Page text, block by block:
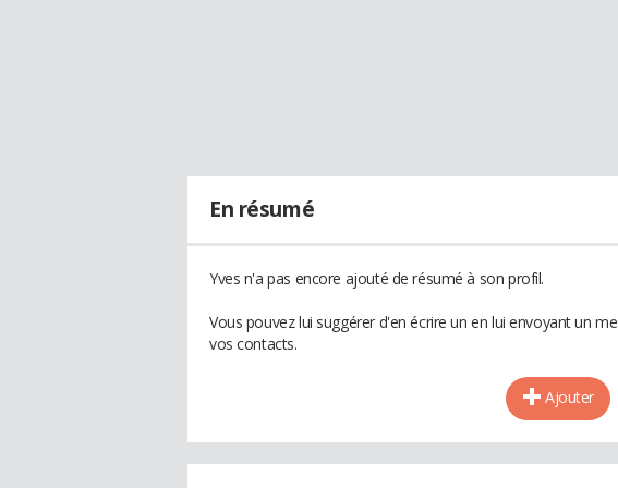
En résumé
Yves n'a pas encore ajouté de résumé à son profil.
Vous pouvez lui suggérer d'en écrire un en lui envoyant un
vos contacts.
Ajouter